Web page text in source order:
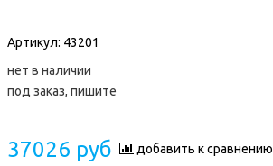
Артикул: 43201
нет в наличии
под заказ, пишите
37026 руб добавить к сравнению